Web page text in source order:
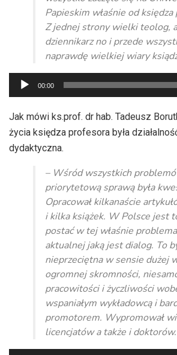
Papieskim właśnie od
Z jednej strony wielki teolog,
dziennikarz no i przede
naprawdę wielkiej wiary
Odtwarzacz
plików
dźwiękowych
00:00
Jak mówi ks.prof. dr hab. Tadeusz
życia księdza profesora była
dydaktyczna.
– Wśród wszystkich
priorytetową sprawą była
Opracował kilkanaście
i kilka książek. W Polsce jest
postać w tej właśnie
aktualnej jaką jest dialog. To
nieprzeciętna w sensie dużej
ogromnej skromności,
pracowitości i życzliwości
wspaniałym wykładowcą i
promotorem. Wypromował
licencjatów a także i doktorów.